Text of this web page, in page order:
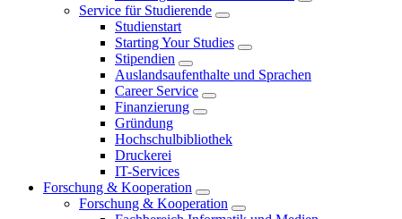
Service für Studierende
Studienstart
Starting Your Studies
Stipendien
Auslandsaufenthalte und Sprachen
Career Service
Finanzierung
Gründung
Hochschulbibliothek
Druckerei
IT-Services
Forschung & Kooperation
Forschung & Kooperation